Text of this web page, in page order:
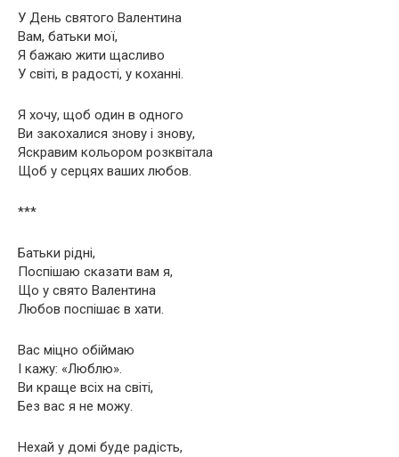
У День святого Валентина
Вам, батьки мої,
Я бажаю жити щасливо
У світі, в радості, у коханні.
Я хочу, щоб один в одного
Ви закохалися знову і знову,
Яскравим кольором розквітала
Щоб у серцях ваших любов.
***
Батьки рідні,
Поспішаю сказати вам я,
Що у свято Валентина
Любов поспішає в хати.
Вас міцно обіймаю
І кажу: «Люблю».
Ви краще всіх на світі,
Без вас я не можу.
Нехай у домі буде радість,